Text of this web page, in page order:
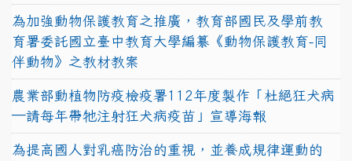
為加強動物保護教育之推廣，教育部國民及學前教
育署委託國立臺中教育大學編纂《動物保護教育-同
伴動物》之教材教案
農業部動植物防疫檢疫署112年度製作「杜絕狂犬病
—請每年帶牠注射狂犬病疫苗」宣導海報
為提高國人對乳癌防治的重視，並養成規律運動的